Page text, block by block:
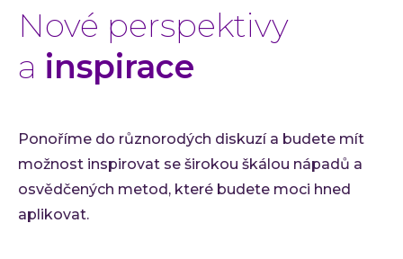
Nové perspektivy
a inspirace
Ponoříme do různorodých diskuzí a budete mít
možnost inspirovat se širokou škálou nápadů a
osvědčených metod, které budete moci hned
aplikovat.